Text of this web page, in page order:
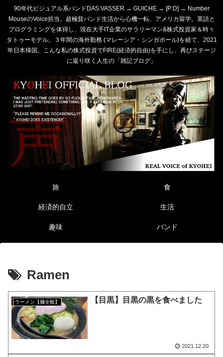
90年代ビジュアル系バンドDAS:VASSER → GUICHE → [P:D] → Number
MouseのVoice担当。超極貧バンド生活から心機一転、アメリカ留学。英語と
プログラミングを体得し、現在大手IT企業のサラリーマン&株式投資家＆時々
タトゥーモデル。３年間の海外勤務 (マレーシア・シンガポール)を経て、2021
年日本帰国。こんな私の株式投資でFIRE(経済的自由)を手にし、再びステージ
に返り咲く人生の「雑記ブログ」
旅 食
経済的自立 生活
趣味 バンド
Ramen
ラーメン【麺全般】 【目黒】目黒の黒を食べました
2021.12.20